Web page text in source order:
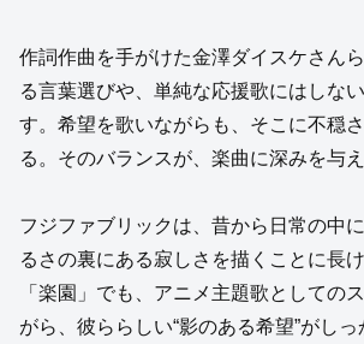
作詞作曲を手がけた金澤ダイスケさん
る言葉選びや、単純な応援歌にはしな
す。希望を歌いながらも、そこに不穏
る。そのバランスが、楽曲に深みを与え
フジファブリックは、昔から日常の中
るさの裏にある寂しさを描くことに長
「楽園」でも、アニメ主題歌としての
がら、彼ららしい“影のある希望”がし